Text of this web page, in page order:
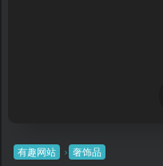
有趣网站 奢饰品